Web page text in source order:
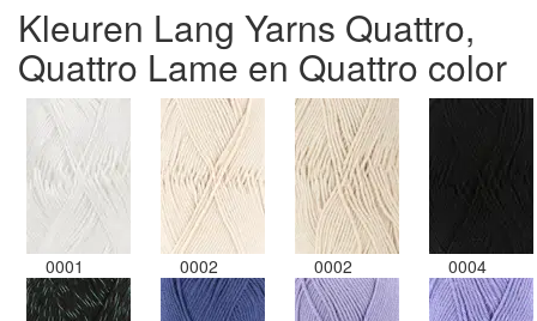
Kleuren Lang Yarns Quattro,
Quattro Lame en Quattro color
0001 0002 0002 0004